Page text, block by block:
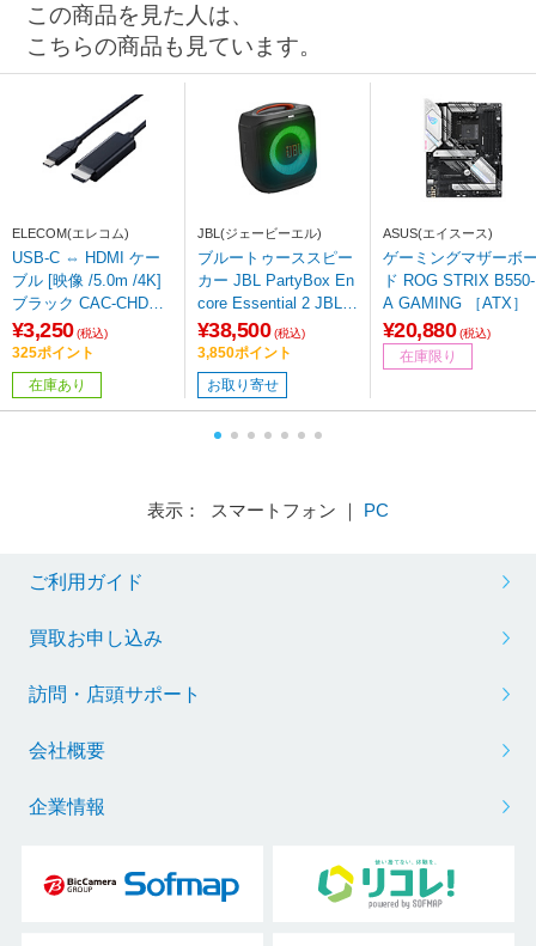
この商品を見た人は、
こちらの商品も見ています。
ELECOM(エレコム)
USB-C ⇔ HDMI ケー
ブル [映像 /5.0m /4K]
ブラック CAC-CHDMI
50BK2 ［USB-C ⇔ H
DMI /4K］
¥3,250 (税込)
325ポイント
在庫あり
JBL(ジェービーエル)
ブルートゥーススピー
カー JBL PartyBox En
core Essential 2 JBLP
BENCOREESS2JN
［Bluetooth対応］
¥38,500 (税込)
3,850ポイント
お取り寄せ
ASUS(エイスース)
ゲーミングマザーボ
ド ROG STRIX B550-
A GAMING ［ATX］
¥20,880 (税込)
在庫限り
表示： スマートフォン ｜ PC
ご利用ガイド
買取お申し込み
訪問・店頭サポート
会社概要
企業情報